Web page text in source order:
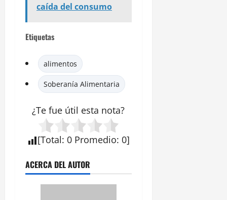
caída del consumo
Etiquetas
alimentos
Soberanía Alimentaria
¿Te fue útil esta nota?
[Total: 0 Promedio: 0]
ACERCA DEL AUTOR